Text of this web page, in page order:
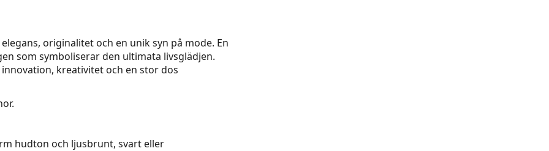
originalitet och en unik syn på mode. En
som symboliserar den ultimata livsglädjen.
kreativitet och en stor dos
hudton och ljusbrunt, svart eller